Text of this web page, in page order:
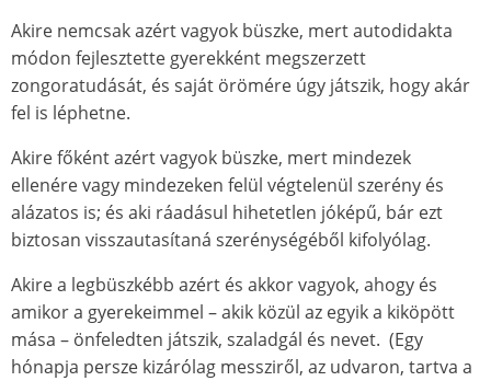
Akire nemcsak azért vagyok büszke, mert autodidakta
módon fejlesztette gyerekként megszerzett
zongoratudását, és saját örömére úgy játszik, hogy akár
fel is léphetne.
Akire főként azért vagyok büszke, mert mindezek
ellenére vagy mindezeken felül végtelenül szerény és
alázatos is; és aki ráadásul hihetetlen jóképű, bár ezt
biztosan visszautasítaná szerénységéből kifolyólag.
Akire a legbüszkébb azért és akkor vagyok, ahogy és
amikor a gyerekeimmel – akik közül az egyik a kiköpött
mása – önfeledten játszik, szaladgál és nevet. (Egy
hónapja persze kizárólag messziről, az udvaron, tartva a